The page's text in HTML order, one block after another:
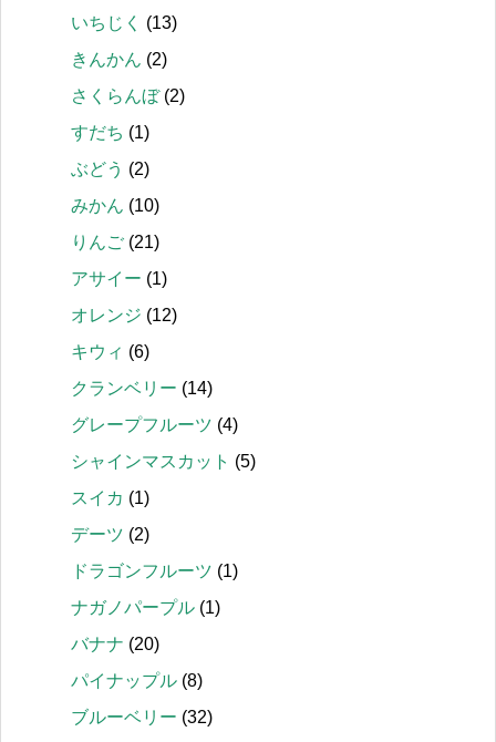
いちじく
(13)
きんかん (2)
さくらんぼ(2)
すだち (1)
ぶどう (2)
みかん (10)
りんご (21)
アサイー (1)
オレンジ (12)
キウィ (6)
クランベリー (14)
グレープフルーツ (4)
シャインマスカット (5)
スイカ (1)
デーツ (2)
ドラゴンフルーツ (1)
ナガノパープル (1)
バナナ (20)
パイナップル (8)
ブルーベリー (32)